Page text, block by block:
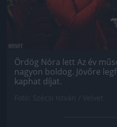
Ördög Nóra lett Az év
nagyon boldog. Jövőre
kaphat díjat.